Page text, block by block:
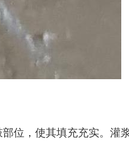
位，使其填充充实。